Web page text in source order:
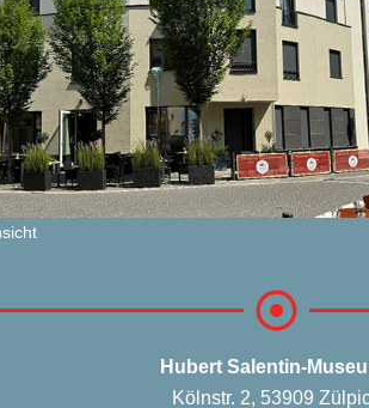
Hubert Salen­tin-
Kölnstr. 2, 53909